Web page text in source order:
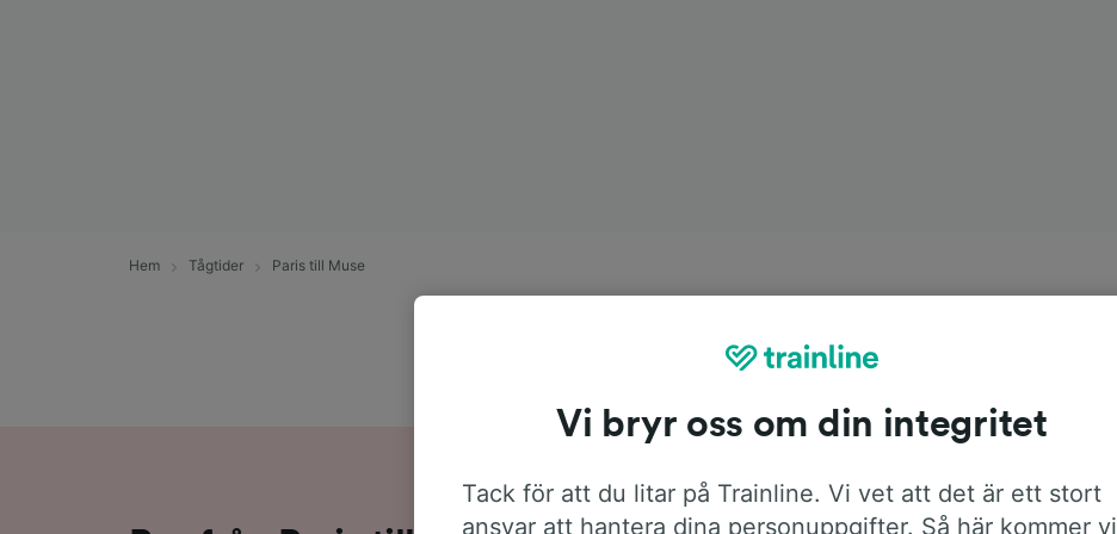
Hem Tågtider Paris till Muse
Vi bryr oss om din integritet
Tack för att du litar på Trainline. Vi vet att det är ett stort
ansvar att hantera dina personuppgifter. Så här kommer vi